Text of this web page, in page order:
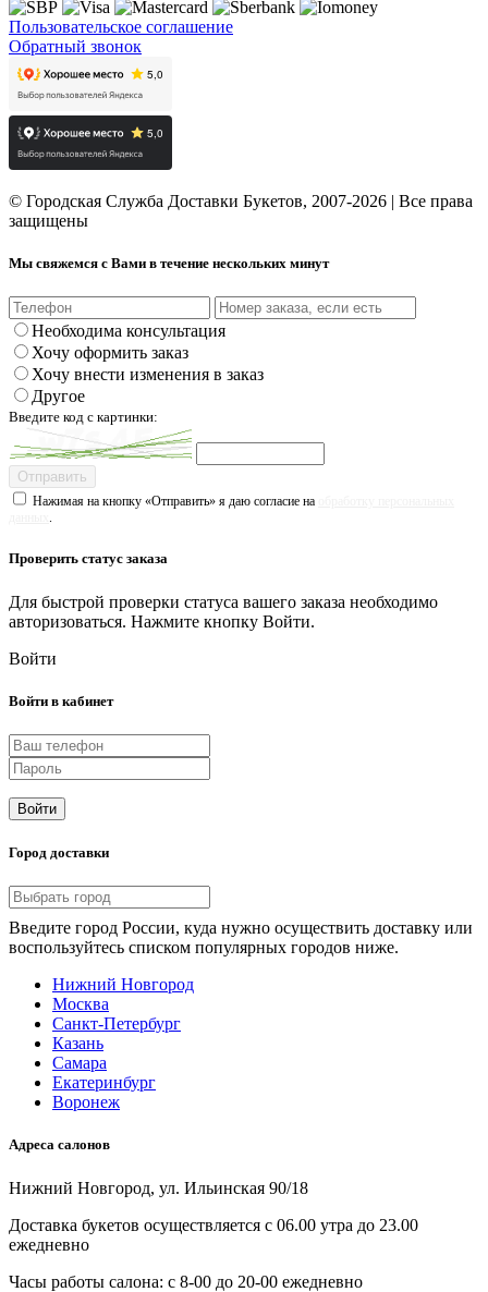
Пользовательское соглашение
Обратный звонок
© Городская Служба Доставки Букетов, 2007-2026 | Все права
защищены
Мы свяжемся с Вами в течение нескольких минут
Необходима консультация
Хочу оформить заказ
Хочу внести изменения в заказ
Другое
Введите код с картинки:
Отправить
Нажимая на кнопку «Отправить» я даю согласие на
.
Проверить статус заказа
Для быстрой проверки статуса вашего заказа необходимо
авторизоваться. Нажмите кнопку Войти.
Войти
Войти в кабинет
Войти
Город доставки
Введите город России, куда нужно осуществить доставку или
воспользуйтесь списком популярных городов ниже.
Нижний Новгород
Москва
Санкт-Петербург
Казань
Самара
Екатеринбург
Воронеж
Адреса салонов
Нижний Новгород, ул. Ильинская 90/18
Доставка букетов осуществляется с 06.00 утра до 23.00
ежедневно
Часы работы салона: с 8-00 до 20-00 ежедневно